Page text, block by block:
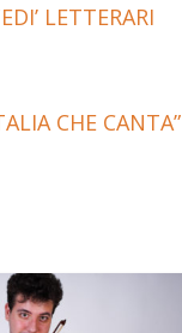
LETTERARI
CHE CANTA”